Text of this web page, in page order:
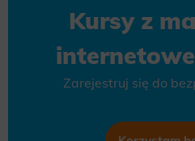
Kursy z
Zarejestruj się do